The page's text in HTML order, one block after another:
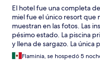
El hotel fue una completa
miel fue el único resort que
muestran en las fotos. Las
pésimo estado. La piscina
y llena de sargazo. La
que era la piscina principal
lados (Instagram, expedía,
Flaminia, se hospedó 5